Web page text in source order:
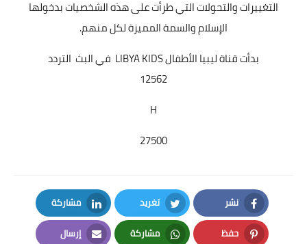
التغييرات والتحولات التي طرأت على هذه الشخصيات بدخولها
الإسلام والسمة المميزة لكل منهم.
بدأت قناة ليبيا الأطفال LIBYA KIDS في البث التردد
12562
H
27500
نشر
Facebook
تغريد
Twitter
مشاركة
LinkedIn
حفظ مشاركة إرسال